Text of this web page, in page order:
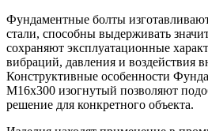
Фундаментные болты
стали, способны выдерживать
сохраняют эксплуатационные
вибраций, давления и воздействия
Конструктивные особенности
М16х300 изогнутый позволяют
решение для конкретного объекта.